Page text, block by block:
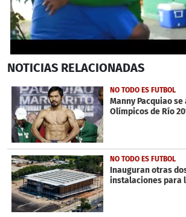
seconds
50
seconds
NOTICIAS RELACIONADAS
NO TODO ES FUTBOL
Manny Pacquiao
Olímpicos de Río
NO TODO ES FUTBOL
Inauguran otras
instalaciones para